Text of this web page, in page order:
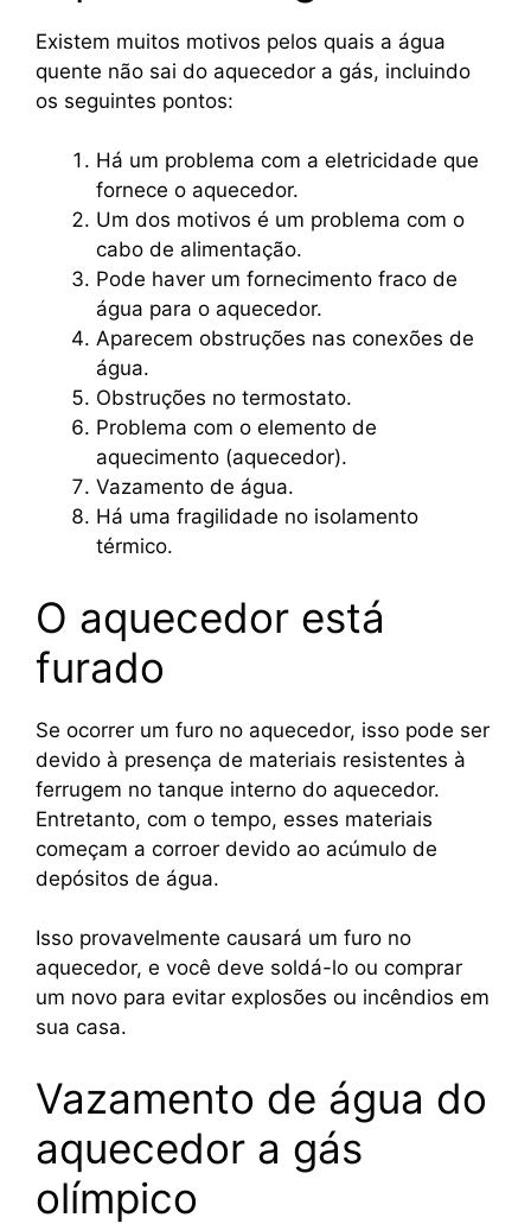
Existem muitos motivos pelos quais a água
quente não sai do aquecedor a gás, incluindo
os seguintes pontos:
Há um problema com a eletricidade que
fornece o aquecedor.
Um dos motivos é um problema com o
cabo de alimentação.
Pode haver um fornecimento fraco de
água para o aquecedor.
Aparecem obstruções nas conexões de
água.
Obstruções no termostato.
Problema com o elemento de
aquecimento (aquecedor).
Vazamento de água.
Há uma fragilidade no isolamento
térmico.
O aquecedor está
furado
Se ocorrer um furo no aquecedor, isso pode ser
devido à presença de materiais resistentes à
ferrugem no tanque interno do aquecedor.
Entretanto, com o tempo, esses materiais
começam a corroer devido ao acúmulo de
depósitos de água.
Isso provavelmente causará um furo no
aquecedor, e você deve soldá-lo ou comprar
um novo para evitar explosões ou incêndios em
sua casa.
Vazamento de água do
aquecedor a gás
olímpico